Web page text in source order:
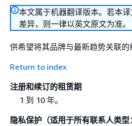
本文属于机器翻译版本。若本
差异，则一律以英文原文为准。
供希望将其品牌与最新趋势关联的
Return to index
注册和续订的租赁期
1 到 10 年。
隐私保护（适用于所有联系人类